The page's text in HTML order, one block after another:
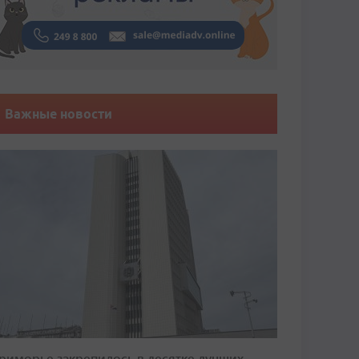
Важные новости